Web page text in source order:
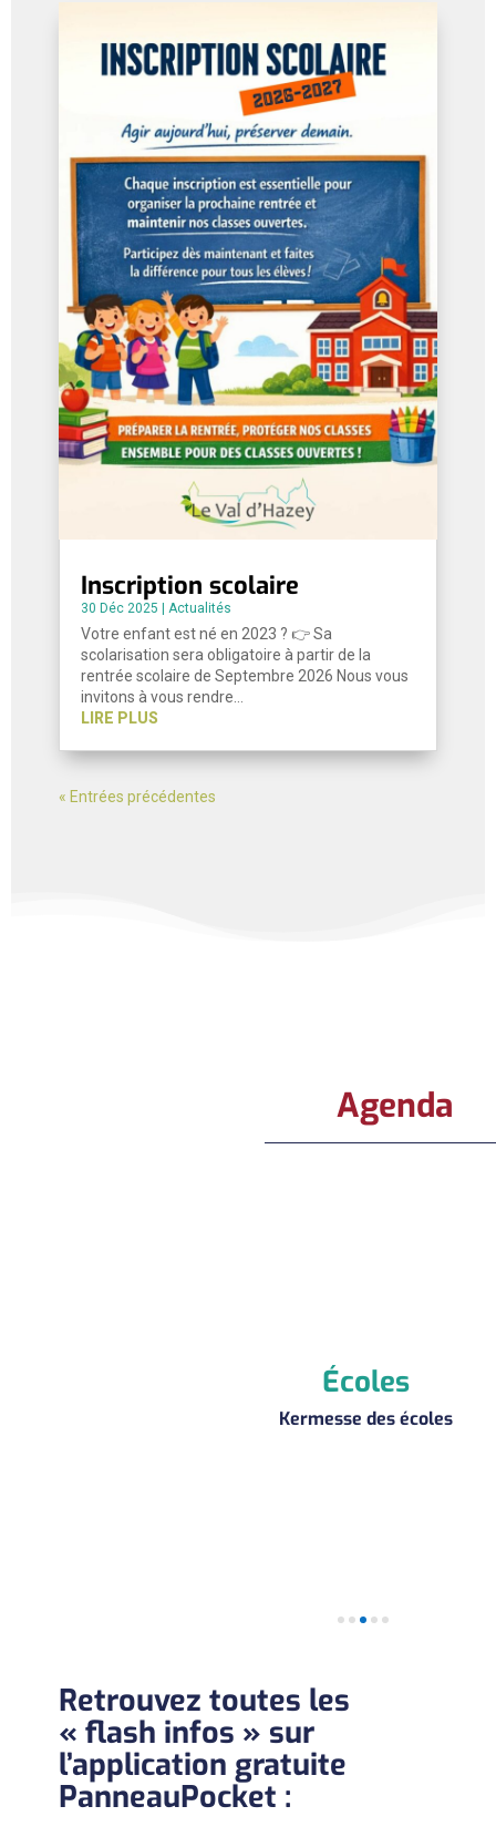
Inscription scolaire
30 Déc 2025 | Actualités
Votre enfant est né en 2023 ? 👉 Sa
scolarisation sera obligatoire à partir de la
rentrée scolaire de Septembre 2026 Nous vous
invitons à vous rendre…
LIRE PLUS
« Entrées précédentes
Agenda
Écoles
Kermesse des écoles
Retrouvez toutes les
« flash infos » sur
l’application gratuite
PanneauPocket :